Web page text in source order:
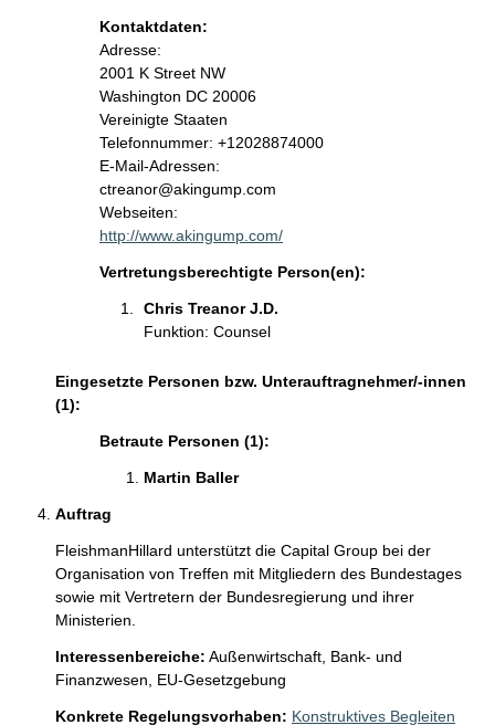
Kontaktdaten:
Adresse:
2001 K Street NW
Washington DC 20006
Vereinigte Staaten
K
o
n
t
a
t
a
o
e
n
:
Telefonnummer: +12028874000
E-Mail-Adressen:
ctreanor@akingump.com
Webseiten:
http://www.akingump.com/
Vertretungsberechtigte Person(en):
Chris Treanor J.D.
Funktion: Counsel
Eingesetzte Personen bzw. Unterauftragnehmer/-innen
(1):
Betraute Personen (1):
Martin Baller
Auftrag
FleishmanHillard unterstützt die Capital Group bei der
Organisation von Treffen mit Mitgliedern des Bundestages
sowie mit Vertretern der Bundesregierung und ihrer
Ministerien.
Interessenbereiche: Außenwirtschaft, Bank- und
Finanzwesen, EU-Gesetzgebung
Konkrete Regelungsvorhaben: Konstruktives Begleiten